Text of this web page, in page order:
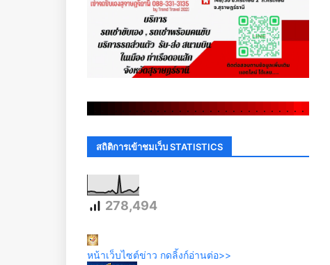
. . . . . . . . . . . . . . . . . . . . . . . . .
สถิติการเข้าชมเว็บ STATISTICS
278,494
หน้าเว็บไซต์ข่าว กดลิ้งก์อ่านต่อ>>